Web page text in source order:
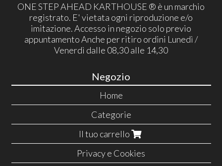
ONE STEP AHEAD KARTHOUSE ® è un marchio
registrato. E' vietata ogni riproduzione e/o
imitazione. Accesso in negozio solo previo
appuntamento Anche per ritiro ordini Lunedì /
Venerdì dalle 08,30 alle 14,30
Negozio
Home
Categorie
Il tuo carrello
Privacy e Cookies